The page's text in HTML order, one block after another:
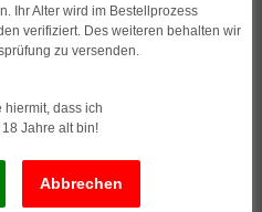
Ihr Alter wird im Bestellprozess
verifiziert. Des weiteren behalten wir
zu versenden.
hiermit, dass ich
Jahre alt bin!